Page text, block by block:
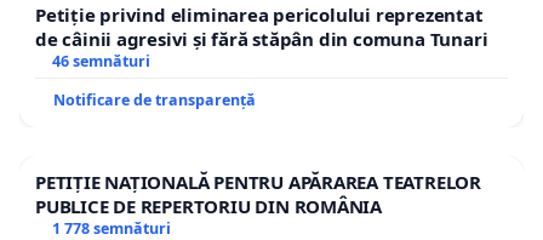
Petiție privind eliminarea pericolului reprezentat
de câinii agresivi și fără stăpân din comuna Tunari
46 semnături
Notificare de transparență
PETIȚIE NAȚIONALĂ PENTRU APĂRAREA TEATRELOR
PUBLICE DE REPERTORIU DIN ROMÂNIA
1 778 semnături